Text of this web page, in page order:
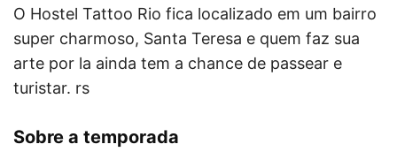
O Hostel Tattoo Rio fica localizado em um bairro
super charmoso, Santa Teresa e quem faz sua
arte por la ainda tem a chance de passear e
turistar. rs
Sobre a temporada